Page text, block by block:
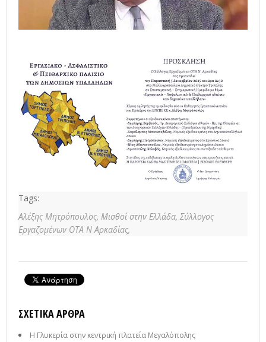
Tags:
Αλέξης Μητρόπουλος, Μισθοί στην Ελλάδα, Σύλλογος
Εργαζομένων ΟΤΑ Ν Αρκαδίας,
ΣΧΕΤΙΚΆ ΆΡΘΡΑ
Η Γλυκερία στην κεντρική πλατεία Μεγαλόπολης